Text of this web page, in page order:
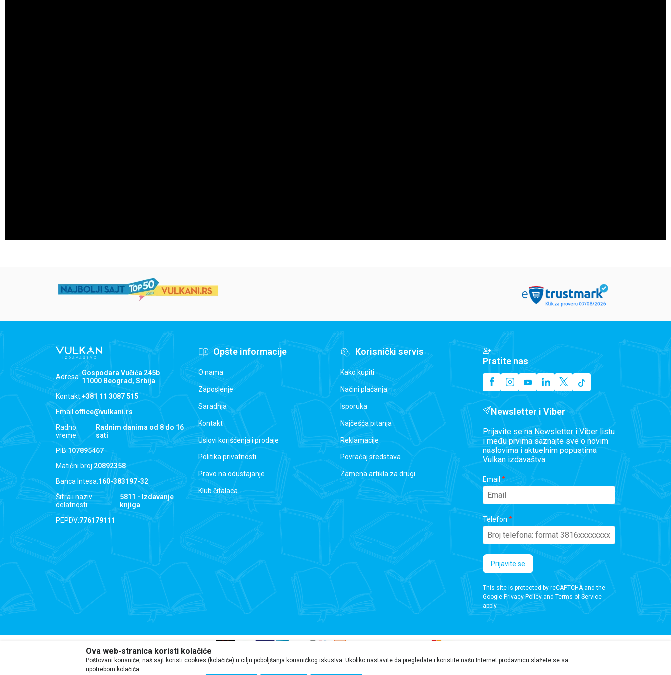
Adresa :Gospodara Vučića 245b
11000 Beograd, Srbija
Kontakt:+381 11 3087 515
Email:office@vulkani.rs
Radno
vreme:
Radnim danima od 8 do 16
sati
PIB:107895467
Matični broj:20892358
Banca Intesa:160-383197-32
Šifra i naziv
delatnosti:
5811 - Izdavanje
knjiga
PEPDV:776179111
Opšte informacije
O nama
Zaposlenje
Saradnja
Kontakt
Uslovi korišćenja i prodaje
Politika privatnosti
Pravo na odustajanje
Klub čitalaca
Korisnički servis
Kako kupiti
Načini plaćanja
Isporuka
Najčešća pitanja
Reklamacije
Povraćaj sredstava
Zamena artikla za drugi
Pratite nas
Newsletter i Viber
Prijavite se na Newsletter i Viber listu
i među prvima saznajte sve o novim
naslovima i aktuelnim popustima
Vulkan izdavaštva.
Email
Telefon
Prijavite se
This site is protected by reCAPTCHA and the
Google Privacy Policyand Terms of Service
apply.
Iako se trudimo da budemo tačni, informacije na ovoj veb stranici mogu sadržati greške ili propuste. Preporučujemo da proverite podatke pre kupovine.
Ova web-stranica koristi kolačiće
Poštovani korisniče, naš sajt koristi cookies (kolačiće) u cilju poboljšanja korisničkog iskustva. Ukoliko nastavite da pregledate i koristite našu Internet prodavnicu slažete se sa
upotrebom kolačića.